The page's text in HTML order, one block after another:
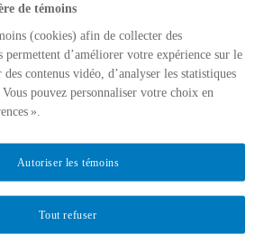
de témoins
(cookies) afin de collecter des
d’améliorer votre expérience sur le
contenus vidéo, d’analyser les statistiques
pouvez personnaliser votre choix en
».
Tout refuser
Autoriser les témoins